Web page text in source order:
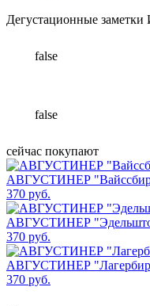
Дегустационные заметки
false
false
сейчас покупают
АВГУСТИНЕР "Вайссбир" /
370 руб.
АВГУСТИНЕР
370 руб.
АВГУСТИНЕР "Лагербир
370 руб.